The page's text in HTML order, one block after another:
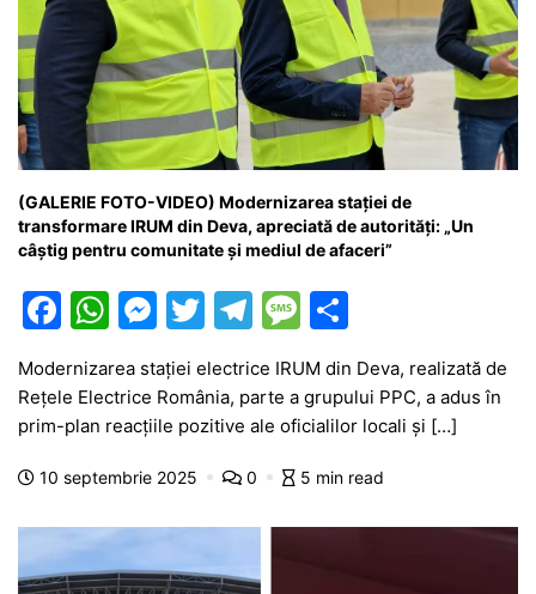
(GALERIE FOTO-VIDEO) Modernizarea stației de
transformare IRUM din Deva, apreciată de autorități: „Un
câștig pentru comunitate și mediul de afaceri”
F
c
e
b
o
o
k
W
at
s
A
p
p
M
s
s
e
g
er
T
itt
er
T
e
gr
a
m
M
s
s
a
e
ta
je
a
z
ă
Modernizarea stației electrice IRUM din Deva, realizată de
Rețele Electrice România, parte a grupului PPC, a adus în
prim-plan reacțiile pozitive ale oficialilor locali și […]
10 septembrie 2025 0 5 min read